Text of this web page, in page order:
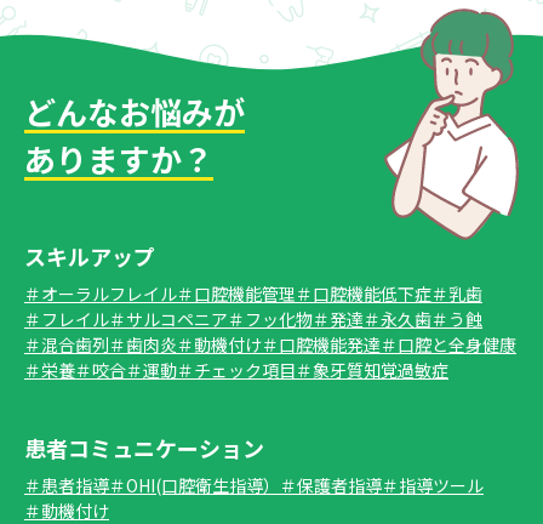
どんなお悩みが
ありますか？
スキルアップ
＃オーラルフレイル＃口腔機能管理＃口腔機能低下症＃乳歯
＃フレイル＃サルコペニア＃フッ化物＃発達＃永久歯＃う蝕
＃混合歯列＃歯肉炎＃動機付け＃口腔機能発達＃口腔と全身健康
＃栄養＃咬合＃運動＃チェック項目＃象牙質知覚過敏症
患者コミュニケーション
＃患者指導＃OHI(口腔衛生指導） ＃保護者指導＃指導ツール
＃動機付け